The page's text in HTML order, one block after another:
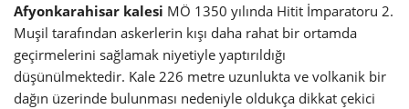
Afyonkarahisar kalesi MÖ 1350 yılında Hitit İmparatoru 2.
Muşil tarafından askerlerin kışı daha rahat bir ortamda
geçirmelerini sağlamak niyetiyle yaptırıldığı
düşünülmektedir. Kale 226 metre uzunlukta ve volkanik bir
dağın üzerinde bulunması nedeniyle oldukça dikkat çekici